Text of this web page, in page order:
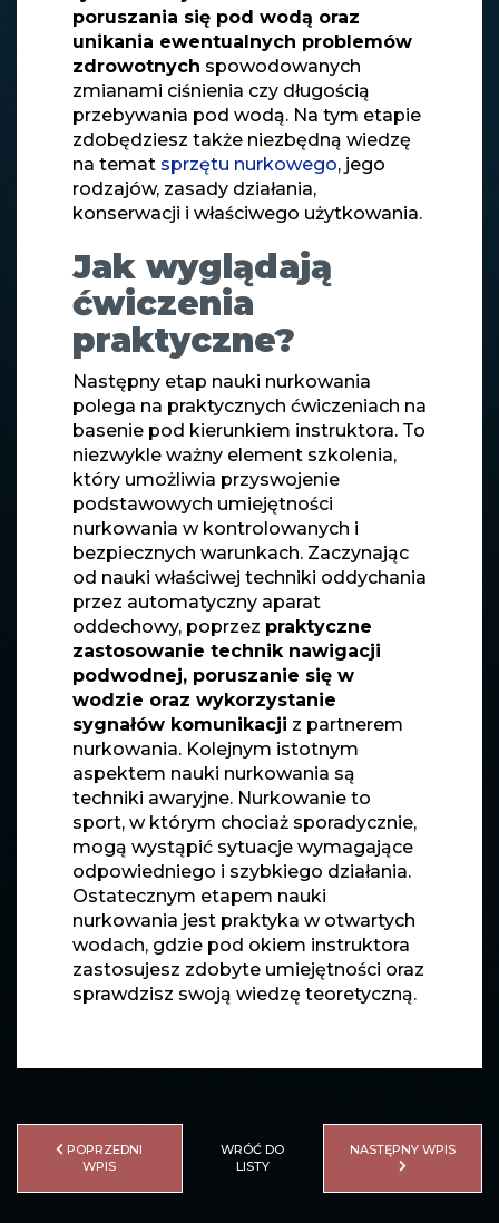
poruszania się pod wodą oraz
unikania ewentualnych problemów
zdrowotnych spowodowanych
zmianami ciśnienia czy długością
przebywania pod wodą. Na tym etapie
zdobędziesz także niezbędną wiedzę
na temat sprzętu nurkowego, jego
rodzajów, zasady działania,
konserwacji i właściwego użytkowania.
Jak wyglądają
ćwiczenia
praktyczne?
Następny etap nauki nurkowania
polega na praktycznych ćwiczeniach na
basenie pod kierunkiem instruktora. To
niezwykle ważny element szkolenia,
który umożliwia przyswojenie
podstawowych umiejętności
nurkowania w kontrolowanych i
bezpiecznych warunkach. Zaczynając
od nauki właściwej techniki oddychania
przez automatyczny aparat
oddechowy, poprzez praktyczne
zastosowanie technik nawigacji
podwodnej, poruszanie się w
wodzie oraz wykorzystanie
sygnałów komunikacji z partnerem
nurkowania. Kolejnym istotnym
aspektem nauki nurkowania są
techniki awaryjne. Nurkowanie to
sport, w którym chociaż sporadycznie,
mogą wystąpić sytuacje wymagające
odpowiedniego i szybkiego działania.
Ostatecznym etapem nauki
nurkowania jest praktyka w otwartych
wodach, gdzie pod okiem instruktora
zastosujesz zdobyte umiejętności oraz
sprawdzisz swoją wiedzę teoretyczną.
POPRZEDNI
WPIS
WRÓĆ DO
LISTY
NASTĘPNY WPIS